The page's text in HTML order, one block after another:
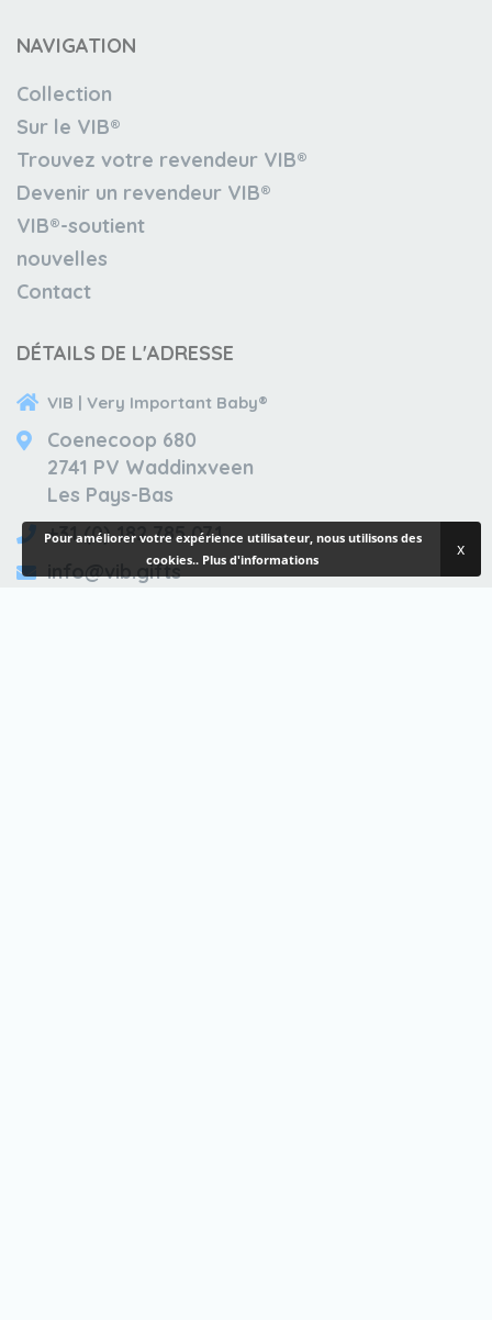
Pour améliorer votre expérience utilisateur, nous utilisons des
cookies.. Plus d'informations
x
NAVIGATION
Collection
Sur le VIB®
Trouvez votre revendeur VIB®
Devenir un revendeur VIB®
VIB®-soutient
nouvelles
Contact
DÉTAILS DE L'ADRESSE
VIB | Very Important Baby®
Coenecoop 680
2741 PV Waddinxveen
Les Pays-Bas
+31 (0) 182 785 071
info@vib.gifts